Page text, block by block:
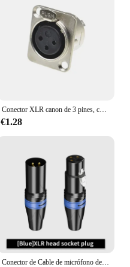
Conector XLR canon de 3 pines, conector macho y hembra, tipo chasis, carcasa de Metal con forma cuadrada, 1 unidad
€1.28
Conector de Cable de micrófono de cabeza Canon balanceado, 3 pines, macho y hembra, tres núcleos, XLR